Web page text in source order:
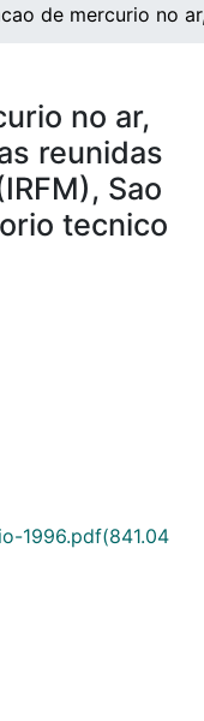
de mercurio no
no ar,
reunidas
Sao
tecnico
1996.pdf(841.04